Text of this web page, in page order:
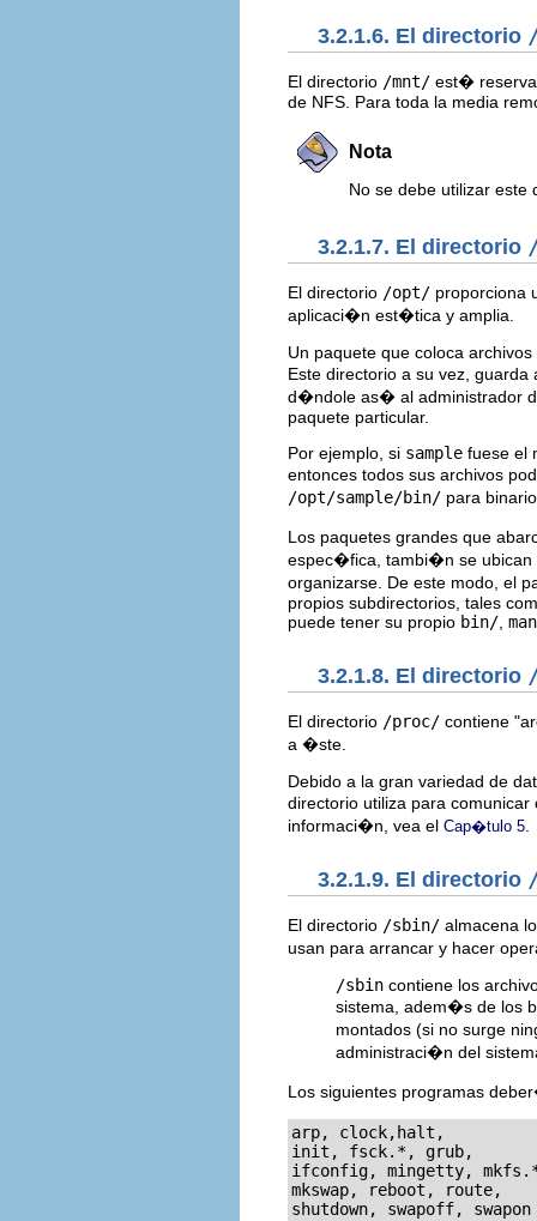
3.2.1.6. El directorio
El directorio /mnt/ est�
de NFS. Para toda la media
Nota
No se debe utilizar
3.2.1.7. El directorio
El directorio /opt/ proporciona
aplicaci�n est�tica y amplia.
Un paquete que coloca
Este directorio a su vez,
d�ndole as� al administrador
paquete particular.
Por ejemplo, si sample fuese el
entonces todos sus archivos
/opt/sample/bin/ para
Los paquetes grandes que
espec�fica, tambi�n se
organizarse. De este modo, el
propios subdirectorios, tales
puede tener su propio bin/
3.2.1.8. El directorio
El directorio /proc/ contiene
a �ste.
Debido a la gran variedad de
directorio utiliza para
informaci�n, vea el Cap�tulo 5
3.2.1.9. El directorio
El directorio /sbin/ almacena
usan para arrancar y hacer
/sbin contiene los
sistema, adem�s de los
montados (si no surge
administraci�n del
Los siguientes programas
arp, clock, halt
init , fsck.* , grub
ifconfig, mingetty,
mkswap, reboot , route
shutdown, swapoff, swapon